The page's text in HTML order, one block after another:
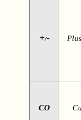
+/-
CO